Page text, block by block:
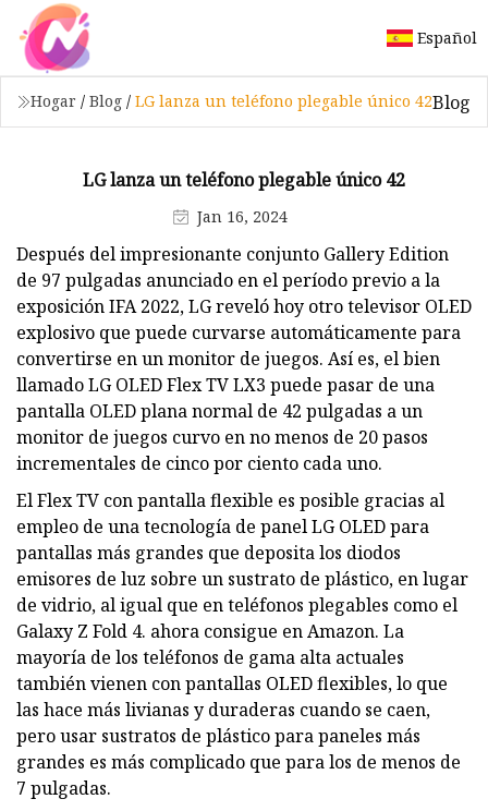
Español
Hogar / Blog / LG lanza un teléfono plegable único 42Blog
LG lanza un teléfono plegable único 42
Jan 16, 2024
Después del impresionante conjunto Gallery Edition
de 97 pulgadas anunciado en el período previo a la
exposición IFA 2022, LG reveló hoy otro televisor OLED
explosivo que puede curvarse automáticamente para
convertirse en un monitor de juegos. Así es, el bien
llamado LG OLED Flex TV LX3 puede pasar de una
pantalla OLED plana normal de 42 pulgadas a un
monitor de juegos curvo en no menos de 20 pasos
incrementales de cinco por ciento cada uno.
El Flex TV con pantalla flexible es posible gracias al
empleo de una tecnología de panel LG OLED para
pantallas más grandes que deposita los diodos
emisores de luz sobre un sustrato de plástico, en lugar
de vidrio, al igual que en teléfonos plegables como el
Galaxy Z Fold 4. ahora consigue en Amazon. La
mayoría de los teléfonos de gama alta actuales
también vienen con pantallas OLED flexibles, lo que
las hace más livianas y duraderas cuando se caen,
pero usar sustratos de plástico para paneles más
grandes es más complicado que para los de menos de
7 pulgadas.